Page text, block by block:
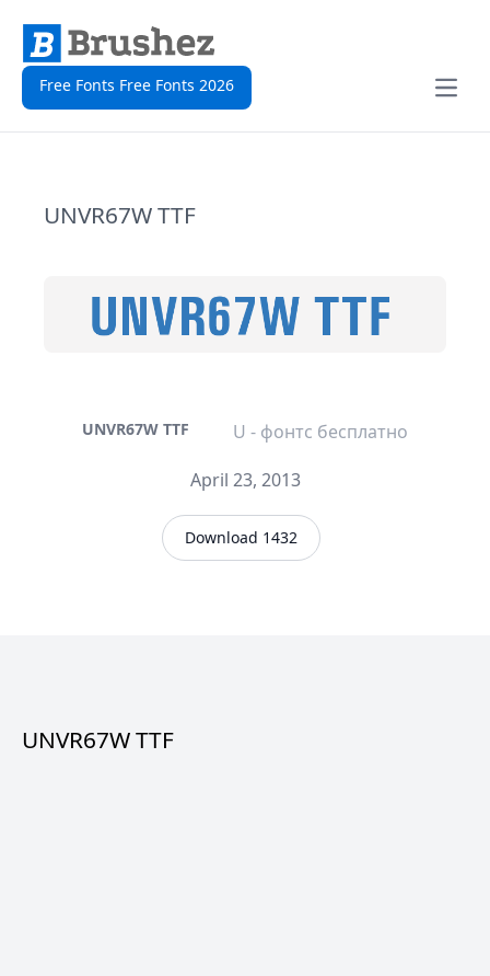
Free Fonts Free Fonts 2026
Open
UNVR67W TTF
UNVR67W TTF
U - фонтс бесплатно
April 23, 2013
Download 1432
UNVR67W TTF